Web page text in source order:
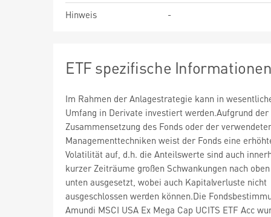
Hinweis
-
ETF spezifische
Im Rahmen der Anlagestrategie kann in
Umfang in Derivate investiert werden.Aufgrund der
Zusammensetzung des Fonds oder der
Managementtechniken weist der Fonds eine
Volatilität auf, d.h. die Anteilswerte sind auch
kurzer Zeiträume großen Schwankungen nach
unten ausgesetzt, wobei auch Kapitalverluste nicht
ausgeschlossen werden können.Die
Amundi MSCI USA Ex Mega Cap UCITS ETF Acc